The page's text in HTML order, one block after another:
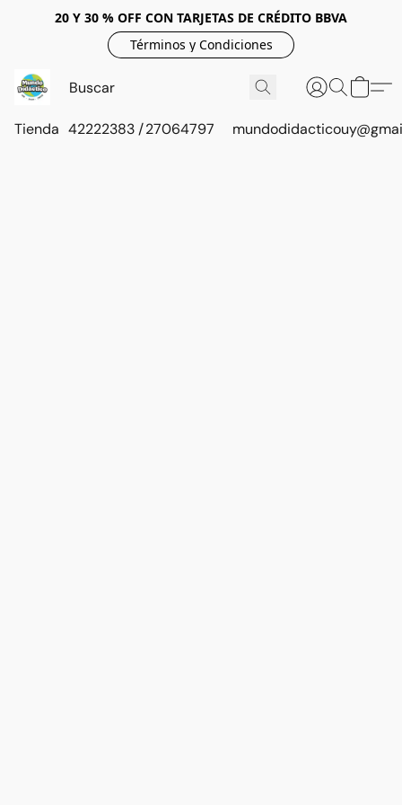
20 Y 30 % OFF CON TARJETAS DE CRÉDITO BBVA
Términos y Condiciones
Tienda 42222383 / 27064797